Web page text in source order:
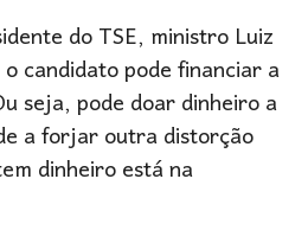
do TSE, ministro Luiz
candidato pode financiar a
seja, pode doar dinheiro a
a forjar outra distorção
dinheiro está na